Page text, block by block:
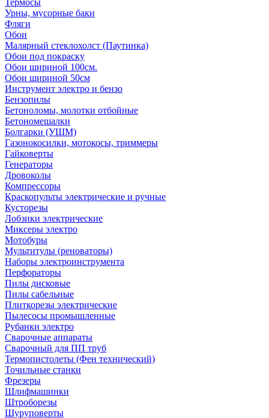
Термосы
Урны, мусорные баки
Фляги
Обои
Малярный стеклохолст (Паутинка)
Обои под покраску
Обои шириной 100см.
Обои шириной 50см
Инструмент электро и бензо
Бензопилы
Бетоноломы, молотки отбойные
Бетономешалки
Болгарки (УШМ)
Газонокосилки, мотокосы, триммеры
Гайковерты
Генераторы
Дровоколы
Компрессоры
Краскопульты электрические и ручные
Кусторезы
Лобзики электрические
Миксеры электро
Мотобуры
Мультитулы (реноваторы)
Наборы электроинструмента
Перфораторы
Пилы дисковые
Пилы сабельные
Плиткорезы электрические
Пылесосы промышленные
Рубанки электро
Сварочные аппараты
Сварочный для ПП труб
Термопистолеты (Фен технический)
Точильные станки
Фрезеры
Шлифмашинки
Штроборезы
Шуруповерты